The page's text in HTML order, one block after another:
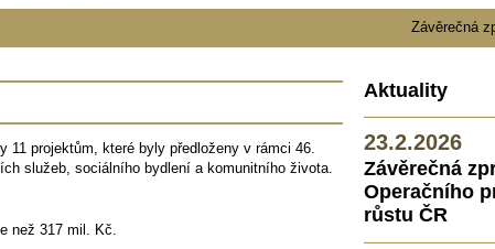
Závěrečná
projektům, které byly předloženy v rámci 46.
služeb, sociálního bydlení a komunitního života.
než 317 mil. Kč.
Aktuality
23.2.2026
Závěrečná
Operačního
růstu ČR